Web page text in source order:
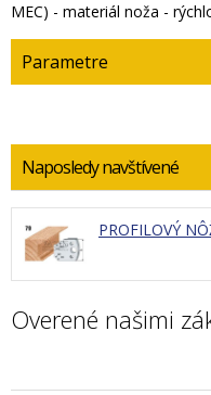
MEC) - materiál noža -
Parametre
Naposledy navštívené
PROFILOVÝ
Overené našimi